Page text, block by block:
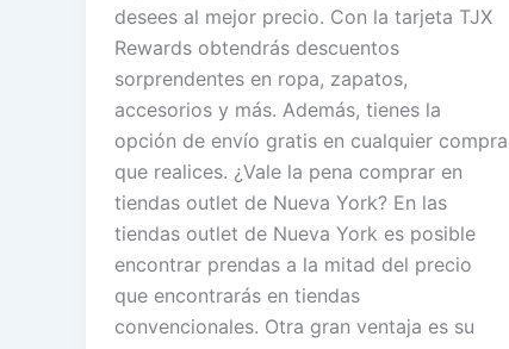
desees al mejor precio. Con la tarjeta TJX
Rewards obtendrás descuentos
sorprendentes en ropa, zapatos,
accesorios y más. Además, tienes la
opción de envío gratis en cualquier compra
que realices. ¿Vale la pena comprar en
tiendas outlet de Nueva York? En las
tiendas outlet de Nueva York es posible
encontrar prendas a la mitad del precio
que encontrarás en tiendas
convencionales. Otra gran ventaja es su